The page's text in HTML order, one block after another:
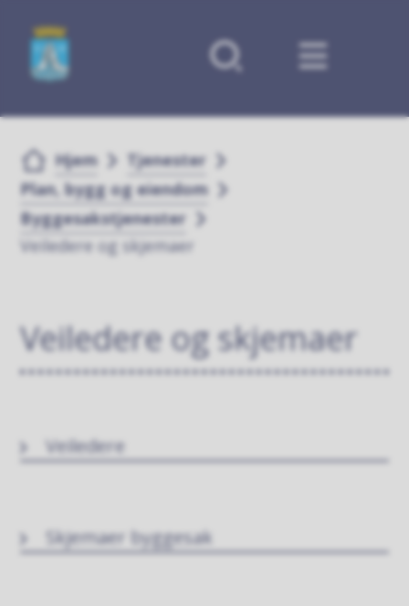
Forsiden
Du er her:
Hjem
Tjenester
Plan, bygg og eiendom
Byggesakstjenester
Veiledere og skjemaer
Veiledere og skjemaer
Veiledere
Skjemaer byggesak